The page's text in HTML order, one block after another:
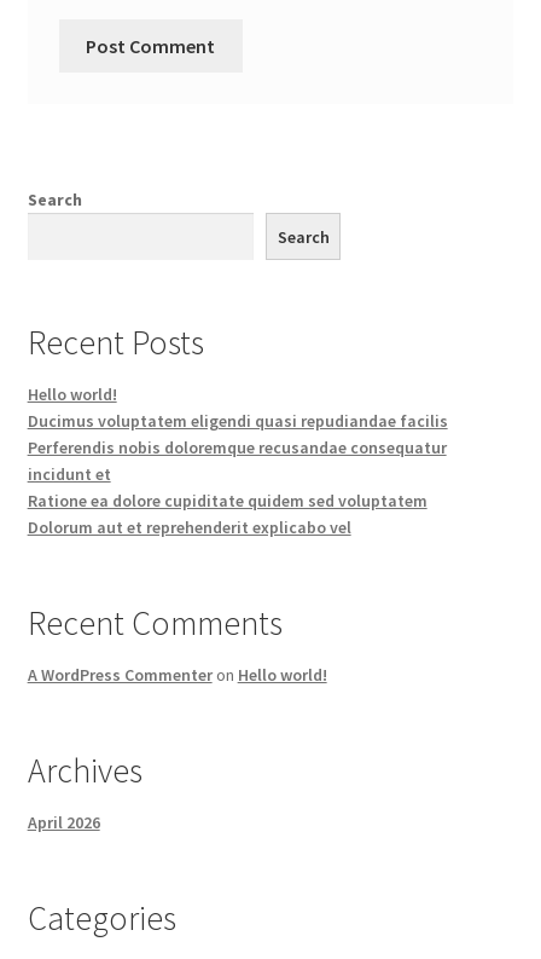
Search
Search
Recent Posts
Hello world!
Ducimus voluptatem eligendi quasi repudiandae facilis
Perferendis nobis doloremque recusandae consequatur
incidunt et
Ratione ea dolore cupiditate quidem sed voluptatem
Dolorum aut et reprehenderit explicabo vel
Recent Comments
A WordPress Commenteron Hello world!
Archives
April 2026
Categories